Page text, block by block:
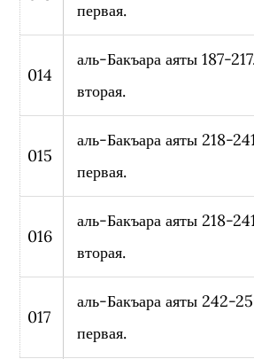
первая.
014
аль-Бакъара аяты 187-
вторая.
015
аль-Бакъара аяты 218-
первая.
016
аль-Бакъара аяты 218-
вторая.
017
аль-Бакъара аяты 242-
первая.